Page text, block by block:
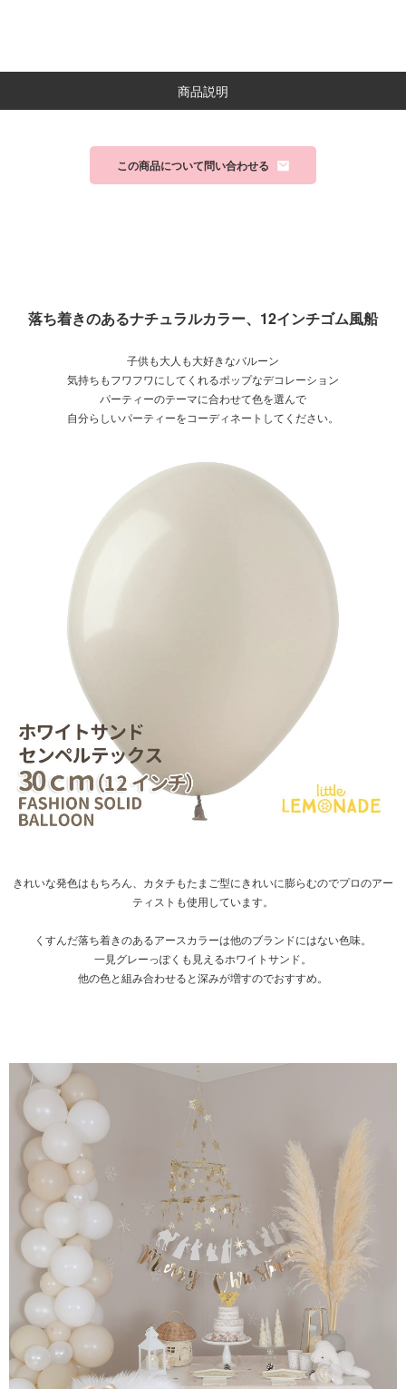
商品説明
この商品について問い合わせる
落ち着きのあるナチュラルカラー、12インチゴム風船
子供も大人も大好きなバルーン
気持ちもフワフワにしてくれるポップなデコレーション
パーティーのテーマに合わせて色を選んで
自分らしいパーティーをコーディネートしてください。
きれいな発色はもちろん、カタチもたまご型にきれいに膨らむのでプロのアー
ティストも使用しています。
くすんだ落ち着きのあるアースカラーは他のブランドにはない色味。
一見グレーっぽくも見えるホワイトサンド。
他の色と組み合わせると深みが増すのでおすすめ。